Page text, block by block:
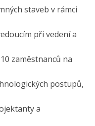
staveb v rámci
při vedení a
zaměstnanců na
postupů,
a